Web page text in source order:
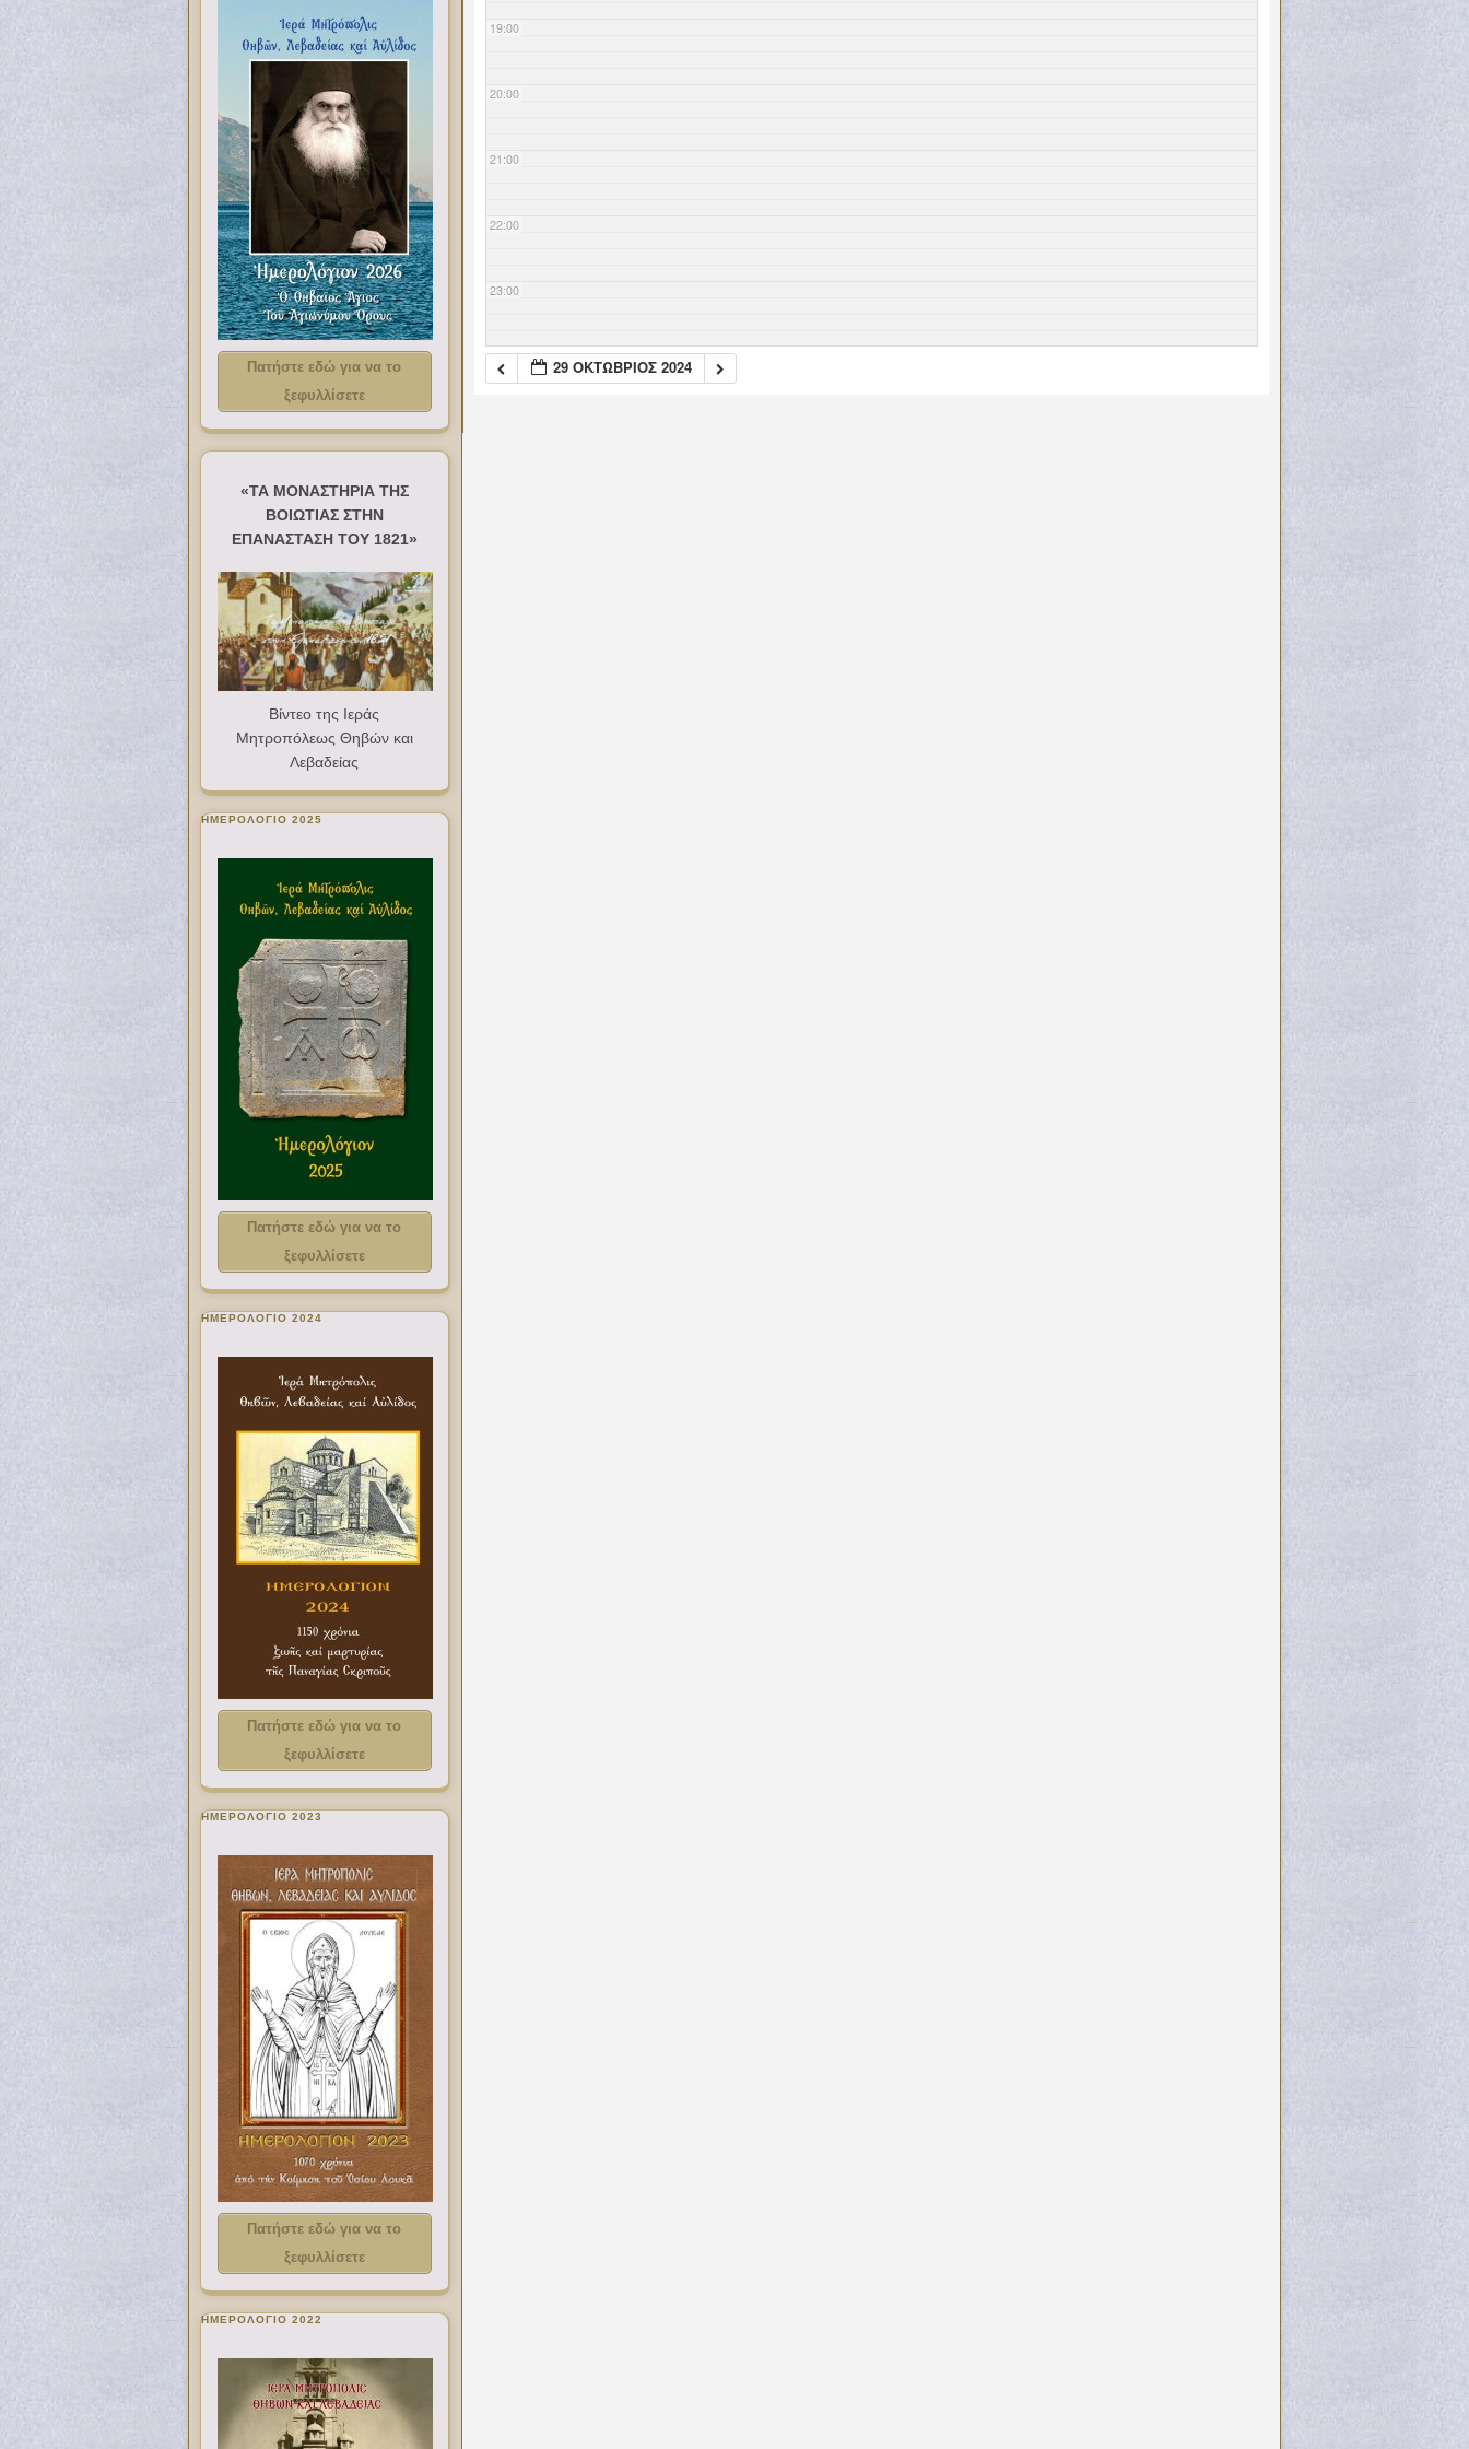
19:00
20:00
21:00
22:00
23:00
29 ΟΚΤΏΒΡΙΟΣ 2024
Πατήστε εδώ για να το
ξεφυλλίσετε
«ΤΑ ΜΟΝΑΣΤΗΡΙΑ ΤΗΣ
ΒΟΙΩΤΙΑΣ ΣΤΗΝ
ΕΠΑΝΑΣΤΑΣΗ ΤΟΥ 1821»
Βίντεο της Ιεράς
Μητροπόλεως Θηβών και
Λεβαδείας
ΗΜΕΡΟΛΟΓΙΟ 2025
Πατήστε εδώ για να το
ξεφυλλίσετε
ΗΜΕΡΟΛΟΓΙΟ 2024
Πατήστε εδώ για να το
ξεφυλλίσετε
ΗΜΕΡΟΛΟΓΙΟ 2023
Πατήστε εδώ για να το
ξεφυλλίσετε
ΗΜΕΡΟΛΟΓΙΟ 2022